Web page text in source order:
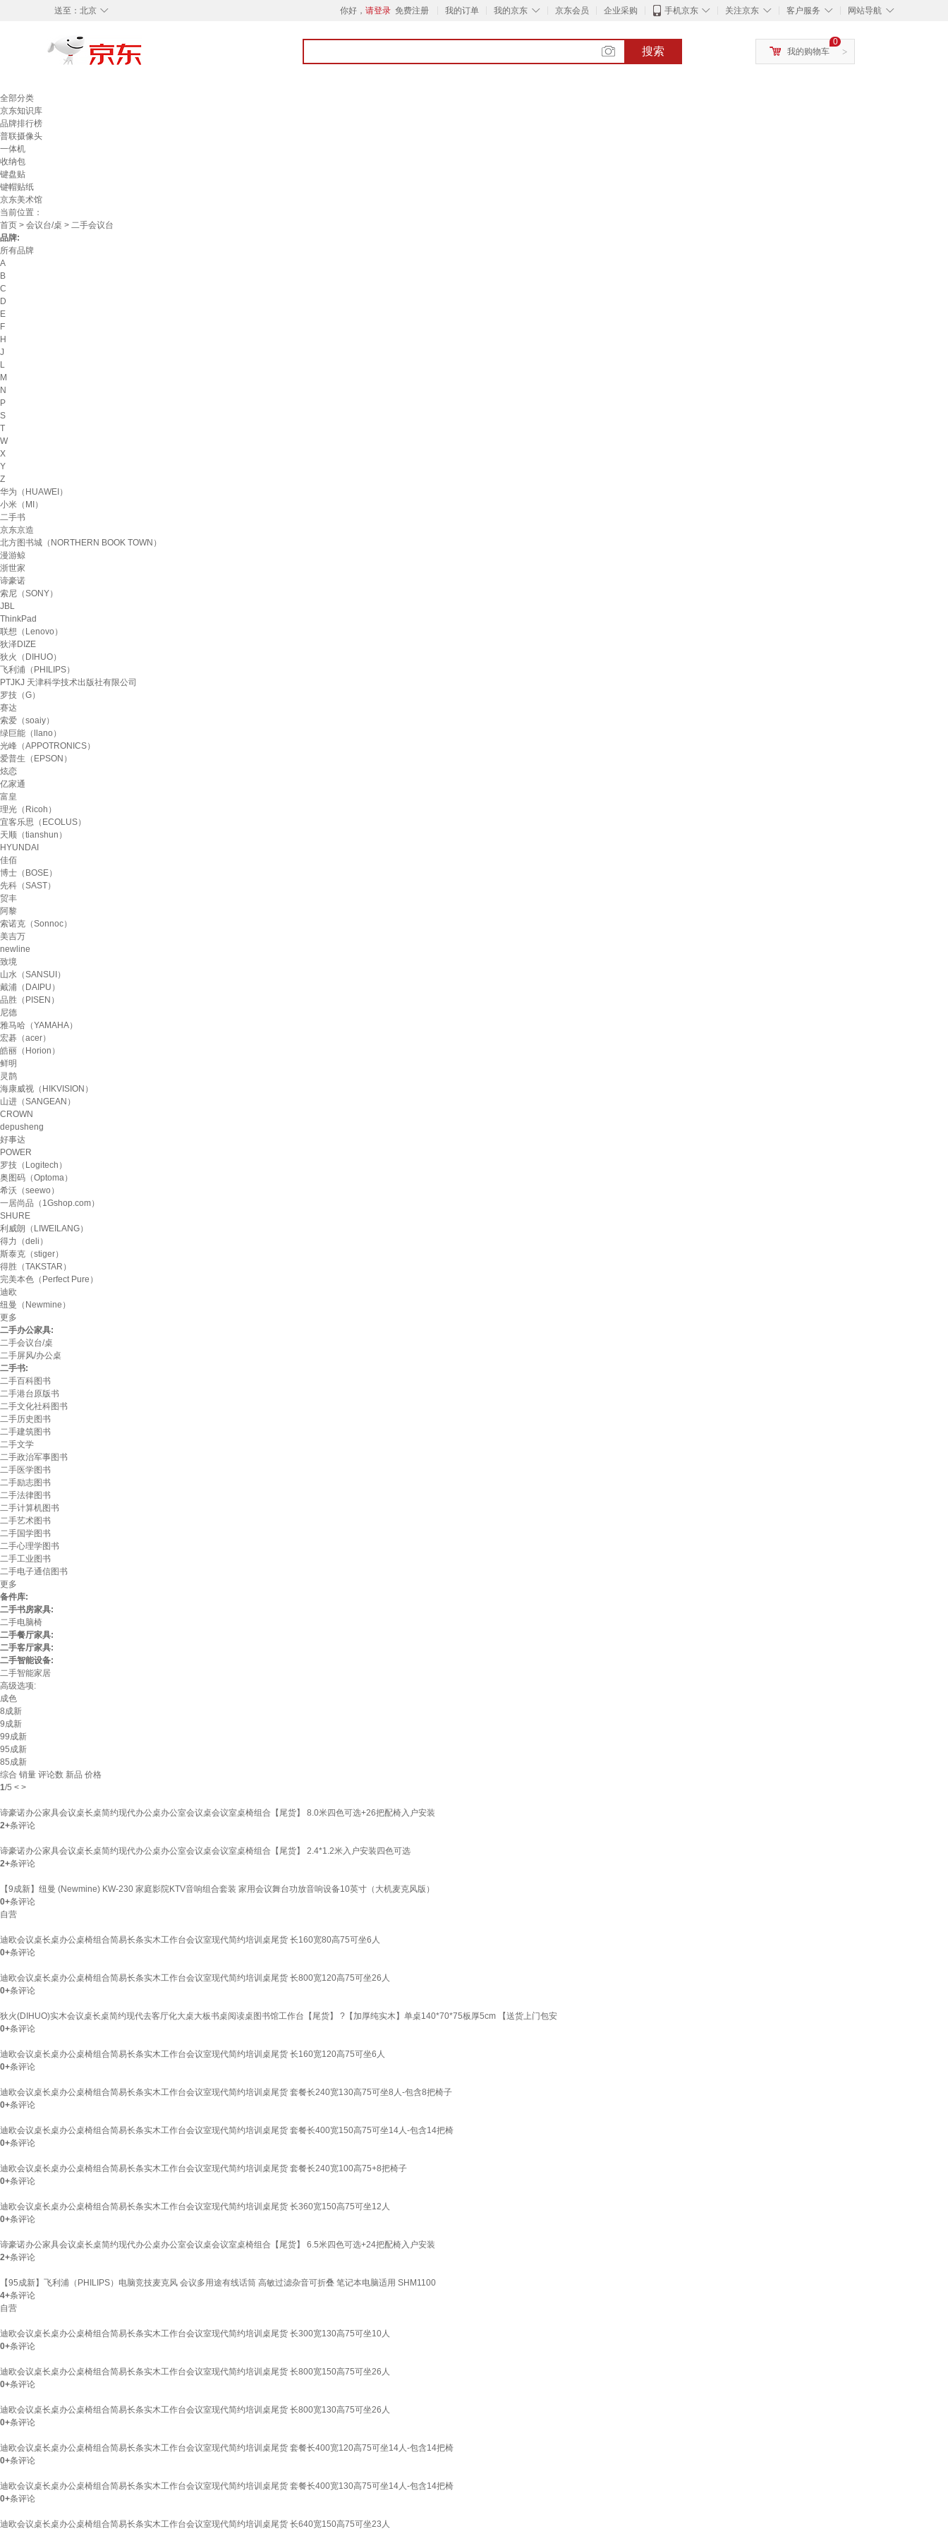
◇
送至： 北京 你好， 请登录 免费注册 我的订单 ◇
我的京东 京东会员 企业采购 ◇
手机京东 ◇
关注京东 ◇
客户服务 ◇
网站导航
搜索 >
0
我的购物车
全部分类
京东知识库
品牌排行榜
普联摄像头
一体机
收纳包
键盘贴
键帽贴纸
京东美术馆
当前位置：
首页 > 会议台/桌 > 二手会议台
品牌:
所有品牌
A
B
C
D
E
F
H
J
L
M
N
P
S
T
W
X
Y
Z
华为（HUAWEI）
小米（MI）
二手书
京东京造
北方图书城（NORTHERN BOOK TOWN）
漫游鲸
浙世家
谛豪诺
索尼（SONY）
JBL
ThinkPad
联想（Lenovo）
狄泽DIZE
狄火（DIHUO）
飞利浦（PHILIPS）
PTJKJ 天津科学技术出版社有限公司
罗技（G）
赛达
索爱（soaiy）
绿巨能（llano）
光峰（APPOTRONICS）
爱普生（EPSON）
炫恋
亿家通
富皇
理光（Ricoh）
宜客乐思（ECOLUS）
天顺（tianshun）
HYUNDAI
佳佰
博士（BOSE）
先科（SAST）
贸丰
阿黎
索诺克（Sonnoc）
美吉万
newline
致境
山水（SANSUI）
戴浦（DAIPU）
品胜（PISEN）
尼德
雅马哈（YAMAHA）
宏碁（acer）
皓丽（Horion）
鲜明
灵鹊
海康威视（HIKVISION）
山进（SANGEAN）
CROWN
depusheng
好事达
POWER
罗技（Logitech）
奥图码（Optoma）
希沃（seewo）
一居尚品（1Gshop.com）
SHURE
利威朗（LIWEILANG）
得力（deli）
斯泰克（stiger）
得胜（TAKSTAR）
完美本色（Perfect Pure）
迪欧
纽曼（Newmine）
更多
二手办公家具:
二手会议台/桌
二手屏风/办公桌
二手书:
二手百科图书
二手港台原版书
二手文化社科图书
二手历史图书
二手建筑图书
二手文学
二手政治军事图书
二手医学图书
二手励志图书
二手法律图书
二手计算机图书
二手艺术图书
二手国学图书
二手心理学图书
二手工业图书
二手电子通信图书
更多
备件库:
二手书房家具:
二手电脑椅
二手餐厅家具:
二手客厅家具:
二手智能设备:
二手智能家居
高级选项:
成色
8成新
9成新
99成新
95成新
85成新
综合 销量 评论数 新品 价格
1/5 < >
谛豪诺办公家具会议桌长桌简约现代办公桌办公室会议桌会议室桌椅组合【尾货】 8.0米四色可选+26把配椅入户安装
2+条评论
谛豪诺办公家具会议桌长桌简约现代办公桌办公室会议桌会议室桌椅组合【尾货】 2.4*1.2米入户安装四色可选
2+条评论
【9成新】纽曼 (Newmine) KW-230 家庭影院KTV音响组合套装 家用会议舞台功放音响设备10英寸（大机麦克风版）
0+条评论
自营
迪欧会议桌长桌办公桌椅组合简易长条实木工作台会议室现代简约培训桌尾货 长160宽80高75可坐6人
0+条评论
迪欧会议桌长桌办公桌椅组合简易长条实木工作台会议室现代简约培训桌尾货 长800宽120高75可坐26人
0+条评论
狄火(DIHUO)实木会议桌长桌简约现代去客厅化大桌大板书桌阅读桌图书馆工作台【尾货】 ?【加厚纯实木】单桌140*70*75板厚5cm 【送货上门包安
0+条评论
迪欧会议桌长桌办公桌椅组合简易长条实木工作台会议室现代简约培训桌尾货 长160宽120高75可坐6人
0+条评论
迪欧会议桌长桌办公桌椅组合简易长条实木工作台会议室现代简约培训桌尾货 套餐长240宽130高75可坐8人-包含8把椅子
0+条评论
迪欧会议桌长桌办公桌椅组合简易长条实木工作台会议室现代简约培训桌尾货 套餐长400宽150高75可坐14人-包含14把椅
0+条评论
迪欧会议桌长桌办公桌椅组合简易长条实木工作台会议室现代简约培训桌尾货 套餐长240宽100高75+8把椅子
0+条评论
迪欧会议桌长桌办公桌椅组合简易长条实木工作台会议室现代简约培训桌尾货 长360宽150高75可坐12人
0+条评论
谛豪诺办公家具会议桌长桌简约现代办公桌办公室会议桌会议室桌椅组合【尾货】 6.5米四色可选+24把配椅入户安装
2+条评论
【95成新】飞利浦（PHILIPS）电脑竞技麦克风 会议多用途有线话筒 高敏过滤杂音可折叠 笔记本电脑适用 SHM1100
4+条评论
自营
迪欧会议桌长桌办公桌椅组合简易长条实木工作台会议室现代简约培训桌尾货 长300宽130高75可坐10人
0+条评论
迪欧会议桌长桌办公桌椅组合简易长条实木工作台会议室现代简约培训桌尾货 长800宽150高75可坐26人
0+条评论
迪欧会议桌长桌办公桌椅组合简易长条实木工作台会议室现代简约培训桌尾货 长800宽130高75可坐26人
0+条评论
迪欧会议桌长桌办公桌椅组合简易长条实木工作台会议室现代简约培训桌尾货 套餐长400宽120高75可坐14人-包含14把椅
0+条评论
迪欧会议桌长桌办公桌椅组合简易长条实木工作台会议室现代简约培训桌尾货 套餐长400宽130高75可坐14人-包含14把椅
0+条评论
迪欧会议桌长桌办公桌椅组合简易长条实木工作台会议室现代简约培训桌尾货 长640宽150高75可坐23人